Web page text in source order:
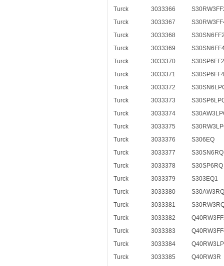
Turck
3033366
Turck
3033367
Turck
3033368
Turck
3033369
Turck
3033370
Turck
3033371
Turck
3033372
Turck
3033373
Turck
3033374
Turck
3033375
Turck
3033376
S306EQ
Turck
3033377
S30SN6RQ
Turck
3033378
S30SP6RQ
Turck
3033379
S303EQ1
Turck
3033380
Turck
3033381
Turck
3033382
Turck
3033383
Turck
3033384
Q40RW3LP
Turck
3033385
Q40RW3R